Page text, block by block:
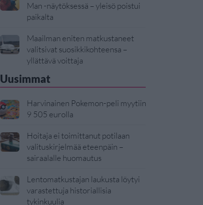
Man -näytöksessä – yleisö poistui
paikalta
Maailman eniten matkustaneet
valitsivat suosikkikohteensa –
yllättävä voittaja
Uusimmat
Harvinainen Pokemon-peli myytiin
9 505 eurolla
Hoitaja ei toimittanut potilaan
valituskirjelmää eteenpäin –
sairaalalle huomautus
Lentomatkustajan laukusta löytyi
varastettuja historiallisia
tykinkuulia